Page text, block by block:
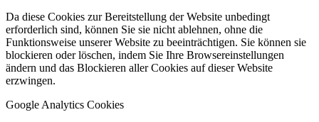
Da diese Cookies zur Bereitstellung der Website unbedingt
erforderlich sind, können Sie sie nicht ablehnen, ohne die
Funktionsweise unserer Website zu beeinträchtigen. Sie können sie
blockieren oder löschen, indem Sie Ihre Browsereinstellungen
ändern und das Blockieren aller Cookies auf dieser Website
erzwingen.
Google Analytics Cookies